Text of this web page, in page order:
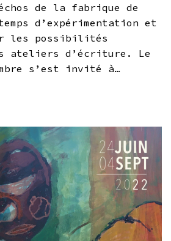
de la fabrique de
d’expérimentation et
les possibilités
ateliers d’écriture. Le
s’est invité à…